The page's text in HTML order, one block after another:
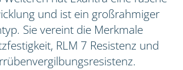
und ist ein großrahmiger
Sie vereint die Merkmale
RLM 7 Resistenz und